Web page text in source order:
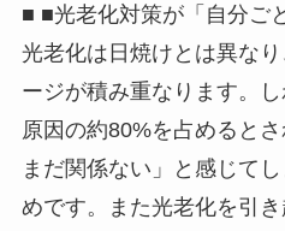
■ ■光老化対策が「自分ご
光老化は日焼けとは異な
ージが積み重なります。
原因の約80%を占めると
まだ関係ない」と感じて
めです。また光老化を引